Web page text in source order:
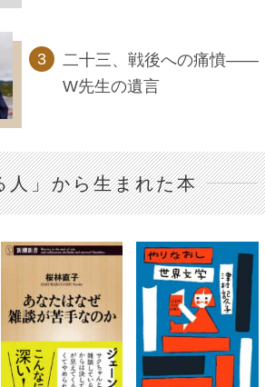
二十三、戦後への痛憤――
W先生の遺言
人」から生まれた本